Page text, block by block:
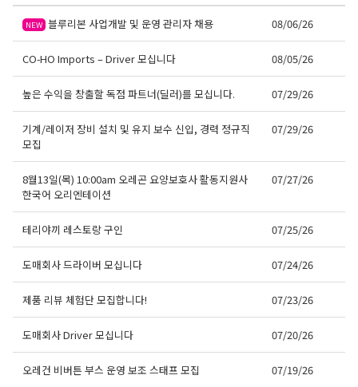
NEW 블루리본 사업개발 및 운영 관리자 채용 08/06/26
CO-HO Imports – Driver 모십니다 08/05/26
높은 수익을 창출할 독점 파트너(딜러)를 모십니다. 07/29/26
기계/레이저 장비 설치 및 유지 보수 신입, 경력 정규직
모집
07/29/26
8월13일(목) 10:00am 오레곤 요양보호사 활동지원사
한국어 오리엔테이션
07/27/26
테리야끼 레스토랑 구인 07/25/26
도매회사 드라이버 모십니다 07/24/26
제품 리뷰 체험단 모집합니다! 07/23/26
도매회사 Driver 모십니다 07/20/26
오레건 비버튼 부스 운영 보조 스태프 모집 07/19/26